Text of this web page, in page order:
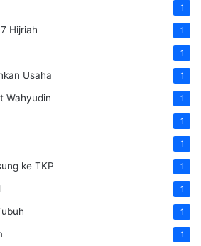
1
Hijriah 1
1
Usaha 1
Wahyudin 1
1
1
ke TKP 1
1
1
1